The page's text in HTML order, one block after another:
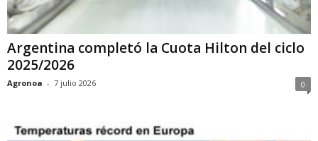
Argentina completó la Cuota Hilton del ciclo
2025/2026
Agronoa - 7 julio 2026 0